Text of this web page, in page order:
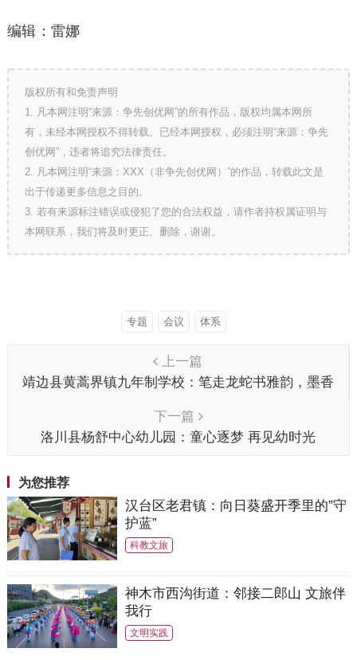
编辑：雷娜
版权所有和免责声明
1. 凡本网注明“来源：争先创优网”的所有作品，版权均属本网所
有，未经本网授权不得转载。已经本网授权，必须注明“来源：争先
创优网”，违者将追究法律责任。
2. 凡本网注明“来源：XXX（非争先创优网）”的作品，转载此文是
出于传递更多信息之目的。
3. 若有来源标注错误或侵犯了您的合法权益，请作者持权属证明与
本网联系，我们将及时更正、删除，谢谢。
专题 会议 体系
上一篇
靖边县黄蒿界镇九年制学校：笔走龙蛇书雅韵，墨香
下一篇
洛川县杨舒中心幼儿园：童心逐梦 再见幼时光
为您推荐
汉台区老君镇：向日葵盛开季里的”守
护蓝”
科教文旅
神木市西沟街道：邻接二郎山 文旅伴
我行
文明实践